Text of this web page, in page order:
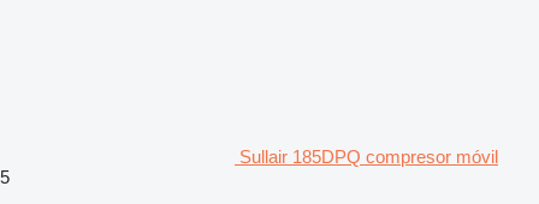
Sullair 185DPQ compresor móvil
5